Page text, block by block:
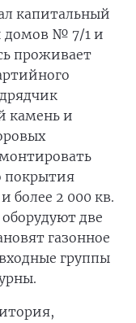
капитальный
домов № 7/1 и
проживает
камень и
покрытия
более 2 000 кв.
две
газонное
группы